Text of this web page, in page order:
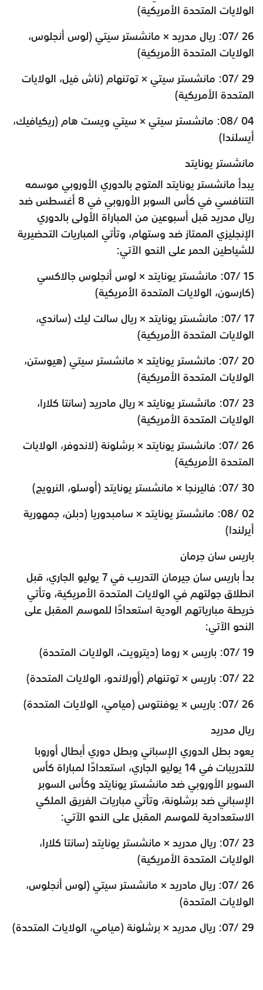
الولايات المتحدة الأمريكية)
26 /07: ريال مدريد × مانشستر سيتي (لوس أنجلوس،
الولايات المتحدة الأمريكية)
29 /07: مانشستر سيتي × توتنهام (ناش فيل، الولايات
المتحدة الأمريكية)
04 /08: مانشستر سيتي × سيتي ويست هام (ريكيافيك،
أيسلندا)
مانشستر يونايتد
يبدأ مانشستر يونايتد المتوج بالدوري الأوروبي موسمه
التنافسي في كأس السوبر الأوروبي في 8 أغسطس ضد
ريال مدريد قبل أسبوعين من المباراة الأولى بالدوري
الإنجليزي الممتاز ضد وستهام، وتأتي المباريات التحضيرية
للشياطين الحمر على النحو الآتي:
15 /07: مانشستر يونايتد × لوس أنجلوس جالاكسي
(كارسون، الولايات المتحدة الأمريكية)
17 /07: مانشستر يونايتد × ريال سالت ليك (ساندي،
الولايات المتحدة الأمريكية)
20 /07: مانشستر يونايتد × مانشستر سيتي (هيوستن،
الولايات المتحدة الأمريكية)
23 /07: مانشستر يونايتد × ريال مادريد (سانتا كلارا،
الولايات المتحدة الأمريكية)
26 /07: مانشستر يونايتد × برشلونة (لاندوفر، الولايات
المتحدة الأمريكية)
30 /07: فاليرنجا × مانشستر يونايتد (أوسلو، النرويج)
02 /08: مانشستر يونايتد × سامبدوريا (دبلن، جمهورية
أيرلندا)
باريس سان جرمان
بدأ باريس سان جيرمان التدريب في 7 يوليو الجاري، قبل
انطلاق جولتهم في الولايات المتحدة الأمريكية، وتأتي
خريطة مبارياتهم الودية استعدادًا للموسم المقبل على
النحو الآتي:
19 /07: باريس × روما (ديترويت، الولايات المتحدة)
22 /07: باريس × توتنهام (أورلاندو، الولايات المتحدة)
26 /07: باريس × يوفنتوس (ميامي، الولايات المتحدة)
ريال مدريد
يعود بطل الدوري الإسباني وبطل دوري أبطال أوروبا
للتدريبات في 14 يوليو الجاري، استعدادًا لمباراة كأس
السوبر الأوروبي ضد مانشستر يونايتد وكأس السوبر
الإسباني ضد برشلونة، وتأتي مباريات الفريق الملكي
الاستعدادية للموسم المقبل على النحو الآتي:
23 /07: ريال مدريد × مانشستر يونايتد (سانتا كلارا،
الولايات المتحدة الأمريكية)
26 /07: ريال مادريد × مانشستر سيتي (لوس أنجلوس،
الولايات المتحدة)
29 /07: ريال مدريد × برشلونة (ميامي، الولايات المتحدة)